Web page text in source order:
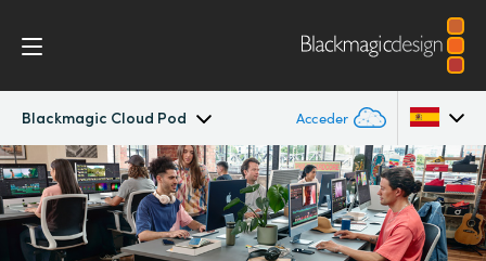
Blackmagic Cloud Pod Acceder
Blackmagic Cloud Pod
Especificaciones
Argentina
Australia